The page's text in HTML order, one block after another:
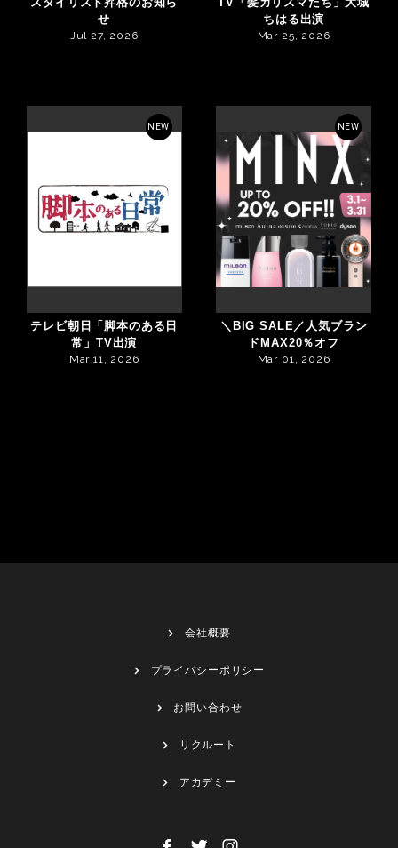
せ
Jul 27, 2026
ちはる出演
Mar 25, 2026
NEW
テレビ朝日「脚本のある日
常」TV出演
Mar 11, 2026
NEW
＼BIG SALE／人気ブラン
ドMAX20％オフ
Mar 01, 2026
会社概要
プライバシーポリシー
お問い合わせ
リクルート
アカデミー